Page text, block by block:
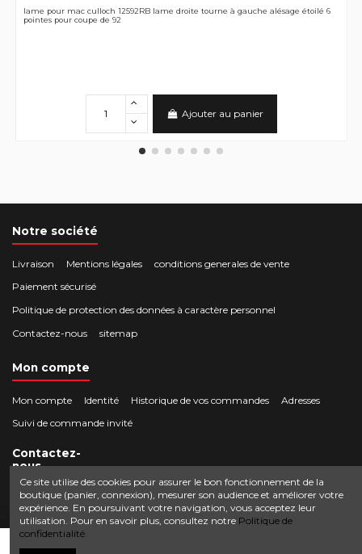
lame pour mac culloch 12592RB lame droite tourne à gauche alésage étoilé 6
pointes pour coupe de 92
Ajouter au panier
Notre société
Livraison Mentions légales
conditions generales de vente
Paiement sécurisé
Politique de protection des données à caractère personnel
Contactez-nous
sitemap
Mon compte
Mon compte Identité Historique de vos commandes
Adresses
Suivi de commande invité
Contactez-
nous
Crocbois-motoculture.com
50 route de Villefort 48800 Pied-de-Borne
0624436257
contact@crocbois-motoculture.com
Ce site utilise des cookies pour assurer le bon fonctionnement de la
boutique (panier, connexion), mesurer son audience et améliorer votre
expérience. En poursuivant votre navigation, vous acceptez leur
utilisation. Pour en savoir plus, consultez notre Politique de
confidentialité.